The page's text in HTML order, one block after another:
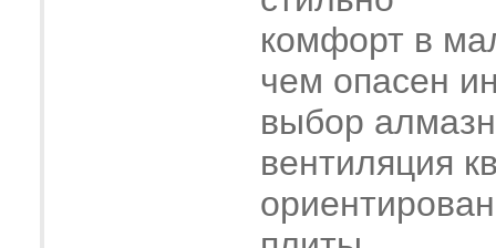
комфорт в
чем опасен
выбор
вентиляция